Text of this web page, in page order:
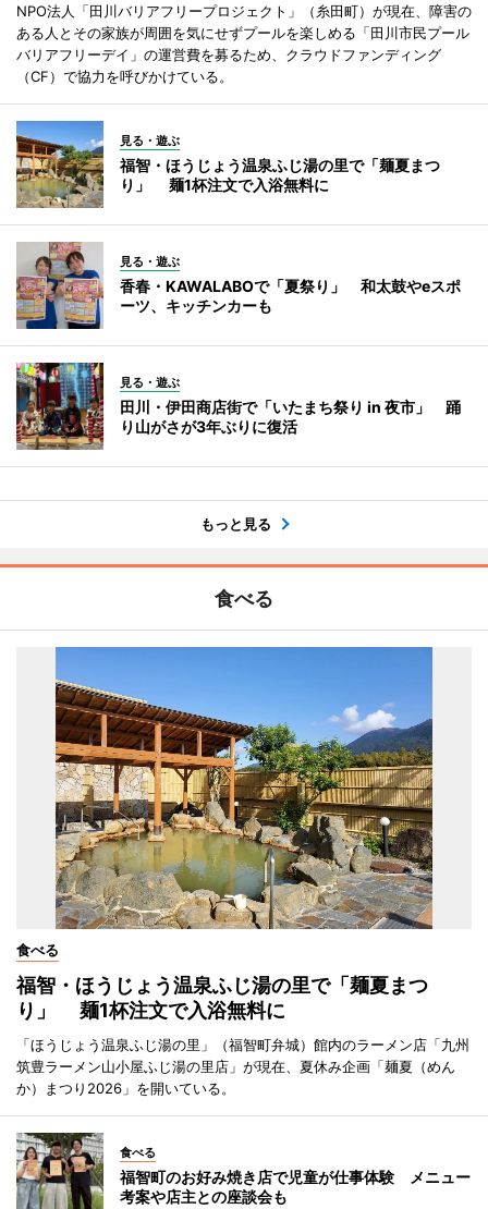
NPO法人「田川バリアフリープロジェクト」（糸田町）が現在、障害の
ある人とその家族が周囲を気にせずプールを楽しめる「田川市民プール
バリアフリーデイ」の運営費を募るため、クラウドファンディング
（CF）で協力を呼びかけている。
見る・遊ぶ
福智・ほうじょう温泉ふじ湯の里で「麺夏まつ
り」 麺1杯注文で入浴無料に
見る・遊ぶ
香春・KAWALABOで「夏祭り」 和太鼓やeスポ
ーツ、キッチンカーも
見る・遊ぶ
田川・伊田商店街で「いたまち祭り in 夜市」 踊
り山がさが3年ぶりに復活
もっと見る
食べる
食べる
福智・ほうじょう温泉ふじ湯の里で「麺夏まつ
り」 麺1杯注文で入浴無料に
「ほうじょう温泉ふじ湯の里」（福智町弁城）館内のラーメン店「九州
筑豊ラーメン山小屋ふじ湯の里店」が現在、夏休み企画「麺夏（めん
か）まつり2026」を開いている。
食べる
福智町のお好み焼き店で児童が仕事体験 メニュー
考案や店主との座談会も